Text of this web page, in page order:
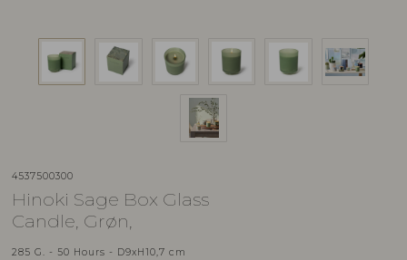
4537500300
Hinoki Sage Box Glass
Candle, Grøn,
285 G. - 50 Hours - D9xH10,7 cm